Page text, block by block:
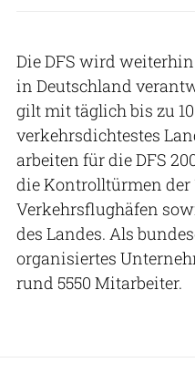
Die DFS wird
in Deutschland
gilt mit täglich bis zu
verkehrsdichtestes
arbeiten für die DFS
die Kontrolltürmen
Verkehrsflughäfen
des Landes. Als
organisiertes
rund 5550 Mitarbeiter.